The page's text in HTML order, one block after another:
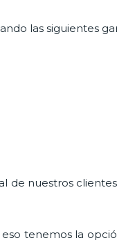
las siguientes
de nuestros
tenemos la